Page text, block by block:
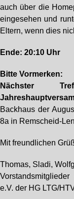
auch über die
eingesehen und
Eltern, wenn dies
Ende: 20:10 Uhr
Bitte Vormerken:
Nächster
Backhaus der
8a in Remscheid-
Mit freundlichen
Thomas, Sladi,
e.V. der HG LTG/